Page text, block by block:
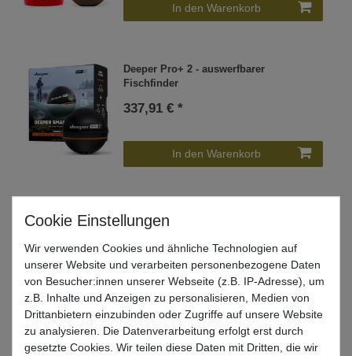
In den Warenkorb
Deeper Pro+ 2 - auswerfbarer
Fischfinder
337,91 € *
In den Warenkorb
Deeper Start - auswerfbares Echolot
145,75 € *
In den Warenkorb
Wir verwenden Cookies und ähnliche Technologien auf
unserer Website und verarbeiten personenbezogene Daten
von Besucher:innen unserer Webseite (z.B. IP-Adresse), um
z.B. Inhalte und Anzeigen zu personalisieren, Medien von
Drittanbietern einzubinden oder Zugriffe auf unsere Website
zu analysieren. Die Datenverarbeitung erfolgt erst durch
gesetzte Cookies. Wir teilen diese Daten mit Dritten, die wir